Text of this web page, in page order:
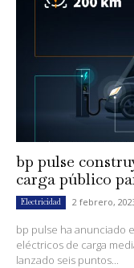
bp pulse
carga público
Electricidad 2 febrero,
bp pulse ha anunciado
eléctricos de carga
lanzado seis puntos...